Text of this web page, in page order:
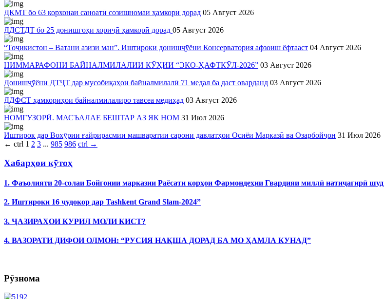
ДКМТ бо 63 корхонаи саноатӣ созишномаи ҳамкорӣ дорад 05 Август 2026
ДДСТДТ бо 25 донишгоҳи хориҷӣ ҳамкорӣ дорад 05 Август 2026
“Тоҷикистон – Ватани азизи ман”. Иштироки донишҷӯёни Консерватория афзоиш ёфтааст 04 Август 2026
НИММАРАФОНИ БАЙНАЛМИЛАЛИИ КӮҲИИ “ЭКО-ҲАФТКӮЛ-2026” 03 Август 2026
Донишҷӯёни ДТҶТ дар мусобиқаҳои байналмилалӣ 71 медал ба даст оварданд 03 Август 2026
ДДФСТ ҳамкориҳои байналмилалиро тавсеа медиҳад 03 Август 2026
НОМГУЗОРӢ. МАСЪАЛАЕ БЕШТАР АЗ ЯК НОМ 31 Июл 2026
Иштирок дар Вохӯрии ғайрирасмии машваратии сарони давлатҳои Осиёи Марказӣ ва Озарбойҷон 31 Июл 2026
← ctrl 1 2 3 ... 985 986 ctrl →
Хабарҳои кӯтоҳ
1. Фаъолияти 20-солаи Бойгонии марказии Раёсати корҳои Фармондеҳии Гвардияи миллӣ натиҷагирӣ шуд
2. Иштироки 16 ҷудокор дар Tashkent Grand Slam-2024”
3. ҶАЗИРАҲОИ КУРИЛ МОЛИ КИСТ?
4. ВАЗОРАТИ ДИФОИ ОЛМОН: “РУСИЯ НАҚША ДОРАД БА МО ҲАМЛА КУНАД”
Рӯзнома